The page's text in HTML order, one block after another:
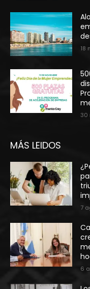
18
30
MÁS LEIDOS
7
6